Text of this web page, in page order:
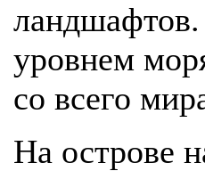
ландшафтов.
уровнем
со всего
На острове